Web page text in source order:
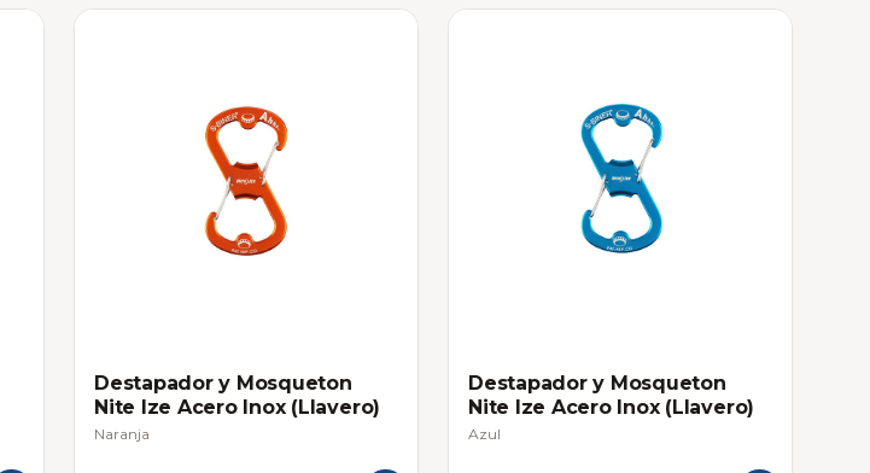
Destapador y Mosqueton
Nite Ize Acero Inox (Llavero)
Naranja
Destapador y Mosqueton
Nite Ize Acero Inox (Llavero)
Azul